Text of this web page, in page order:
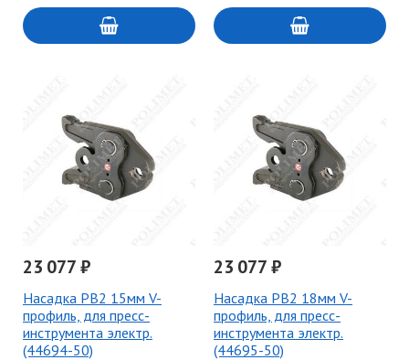
23 077 ₽
Насадка PB2 15мм V-
профиль, для пресс-
инструмента электр.
(44694-50)
23 077 ₽
Насадка PB2 18мм V-
профиль, для пресс-
инструмента электр.
(44695-50)